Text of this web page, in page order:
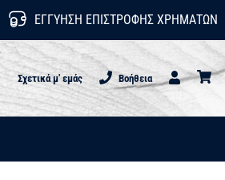
ΕΓΓΎΗΣΗ ΕΠΙΣΤΡΟΦΉΣ ΧΡΗΜΆΤΩΝ
Σχετικά μ' εμάς
Βοήθεια
Χρήστης